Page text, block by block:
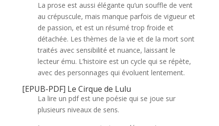
La prose est aussi élégante qu’un souffle de vent
au crépuscule, mais manque parfois de vigueur et
de passion, et est un résumé trop froide et
détachée. Les thèmes de la vie et de la mort sont
traités avec sensibilité et nuance, laissant le
lecteur ému. L’histoire est un cycle qui se répète,
avec des personnages qui évoluent lentement.
[EPUB-PDF] Le Cirque de Lulu
La lire un pdf est une poésie qui se joue sur
plusieurs niveaux de sens.